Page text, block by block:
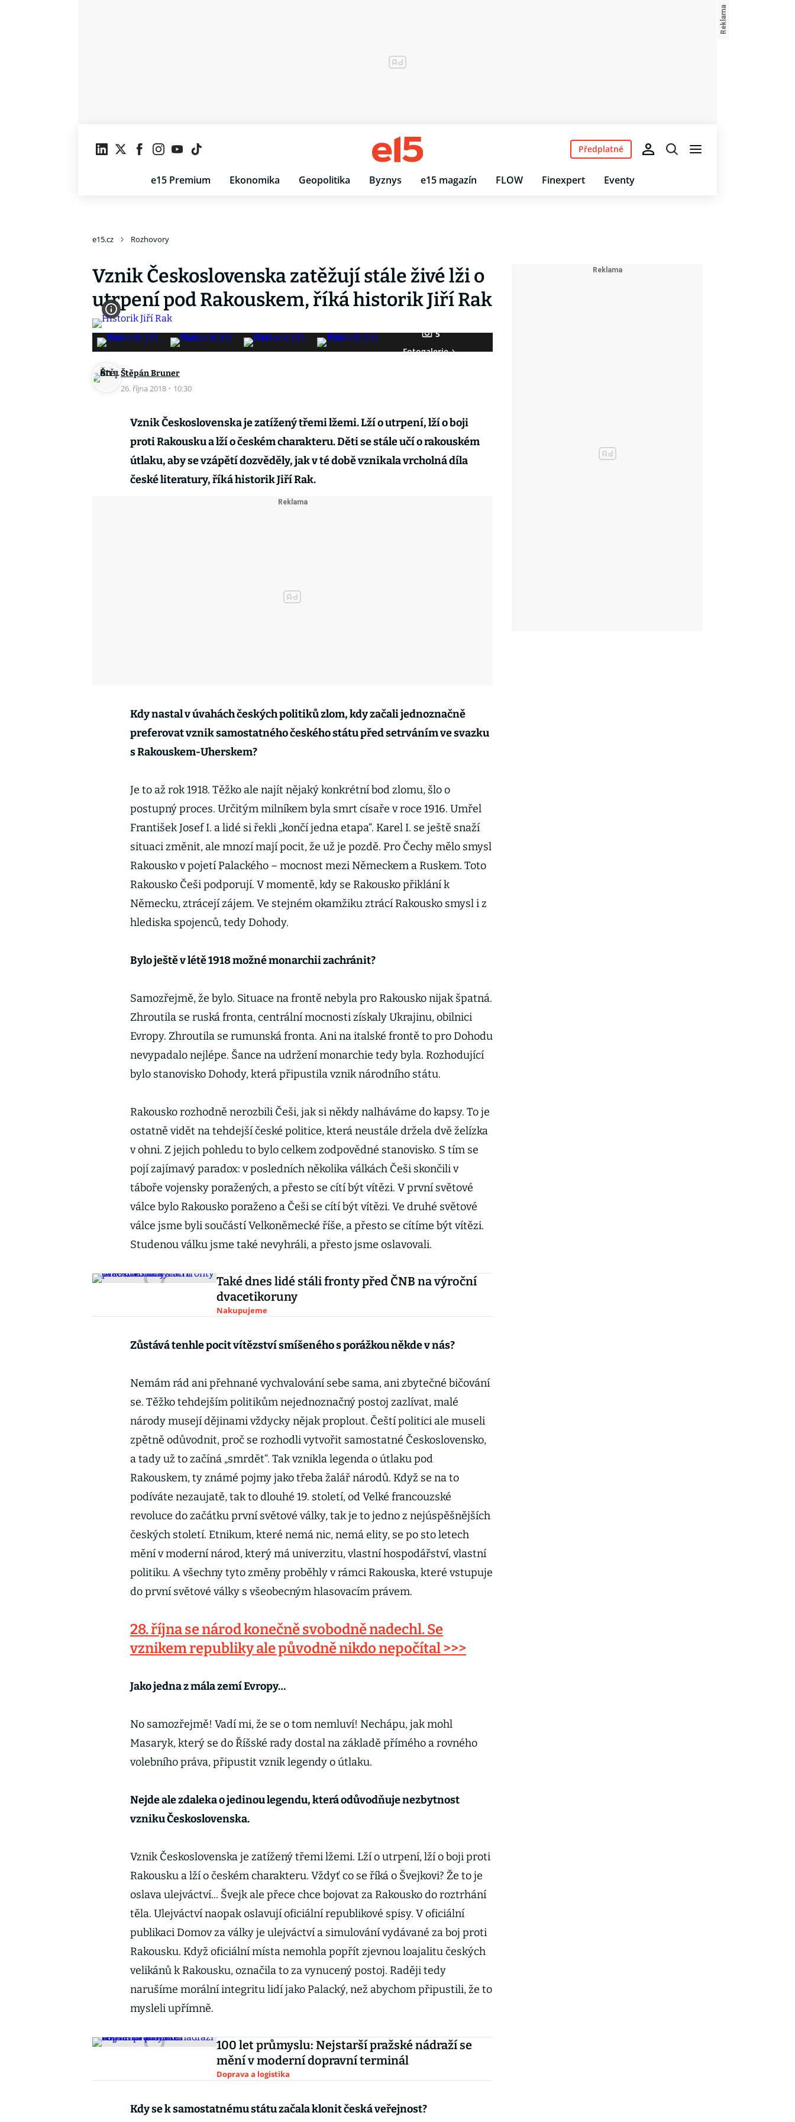
e15 Premium Ekonomika Geopolitika Byznys e15 magazín FLOW Finexpert Eventy
Předplatné
e15.cz Rozhovory
Vznik Československa zatěžují stále živé lži o
utrpení pod Rakouskem, říká historik Jiří Rak
5
Fotogalerie
Štěpán Bruner
26. října 2018 · 10:30
Vznik Československa je zatížený třemi lžemi. Lží o utrpení, lží o boji
proti Rakousku a lží o českém charakteru. Děti se stále učí o rakouském
útlaku, aby se vzápětí dozvěděly, jak v té době vznikala vrcholná díla
české literatury, říká historik Jiří Rak.
Kdy nastal v úvahách českých politiků zlom, kdy začali jednoznačně
preferovat vznik samostatného českého státu před setrváním ve svazku
s Rakouskem-Uherskem?
Je to až rok 1918. Těžko ale najít nějaký konkrétní bod zlomu, šlo o
postupný proces. Určitým milníkem byla smrt císaře v roce 1916. Umřel
František Josef I. a lidé si řekli „končí jedna etapa“. Karel I. se ještě snaží
situaci změnit, ale mnozí mají pocit, že už je pozdě. Pro Čechy mělo smysl
Rakousko v pojetí Palackého – mocnost mezi Německem a Ruskem. Toto
Rakousko Češi podporují. V momentě, kdy se Rakousko přiklání k
Německu, ztrácejí zájem. Ve stejném okamžiku ztrácí Rakousko smysl i z
hlediska spojenců, tedy Dohody.
Bylo ještě v létě 1918 možné monarchii zachránit?
Samozřejmě, že bylo. Situace na frontě nebyla pro Rakousko nijak špatná.
Zhroutila se ruská fronta, centrální mocnosti získaly Ukrajinu, obilnici
Evropy. Zhroutila se rumunská fronta. Ani na italské frontě to pro Dohodu
nevypadalo nejlépe. Šance na udržení monarchie tedy byla. Rozhodující
bylo stanovisko Dohody, která připustila vznik národního státu.
Rakousko rozhodně nerozbili Češi, jak si někdy nalháváme do kapsy. To je
ostatně vidět na tehdejší české politice, která neustále držela dvě želízka
v ohni. Z jejich pohledu to bylo celkem zodpovědné stanovisko. S tím se
pojí zajímavý paradox: v posledních několika válkách Češi skončili v
táboře vojensky poražených, a přesto se cítí být vítězi. V první světové
válce bylo Rakousko poraženo a Češi se cítí být vítězi. Ve druhé světové
válce jsme byli součástí Velkoněmecké říše, a přesto se cítíme být vítězi.
Studenou válku jsme také nevyhráli, a přesto jsme oslavovali.
Také dnes lidé stáli fronty před ČNB na výroční
dvacetikoruny
Nakupujeme
Zůstává tenhle pocit vítězství smíšeného s porážkou někde v nás?
Nemám rád ani přehnané vychvalování sebe sama, ani zbytečné bičování
se. Těžko tehdejším politikům nejednoznačný postoj zazlívat, malé
národy musejí dějinami vždycky nějak proplout. Čeští politici ale museli
zpětně odůvodnit, proč se rozhodli vytvořit samostatné Československo,
a tady už to začíná „smrdět“. Tak vznikla legenda o útlaku pod
Rakouskem, ty známé pojmy jako třeba žalář národů. Když se na to
podíváte nezaujatě, tak to dlouhé 19. století, od Velké francouzské
revoluce do začátku první světové války, tak je to jedno z nejúspěšnějších
českých století. Etnikum, které nemá nic, nemá elity, se po sto letech
mění v moderní národ, který má univerzitu, vlastní hospodářství, vlastní
politiku. A všechny tyto změny proběhly v rámci Rakouska, které vstupuje
do první světové války s všeobecným hlasovacím právem.
28. října se národ konečně svobodně nadechl. Se
vznikem republiky ale původně nikdo nepočítal >>>
Jako jedna z mála zemí Evropy…
No samozřejmě! Vadí mi, že se o tom nemluví! Nechápu, jak mohl
Masaryk, který se do Říšské rady dostal na základě přímého a rovného
volebního práva, připustit vznik legendy o útlaku.
Nejde ale zdaleka o jedinou legendu, která odůvodňuje nezbytnost
vzniku Československa.
Vznik Československa je zatížený třemi lžemi. Lží o utrpení, lží o boji proti
Rakousku a lží o českém charakteru. Vždyť co se říká o Švejkovi? Že to je
oslava ulejváctví... Švejk ale přece chce bojovat za Rakousko do roztrhání
těla. Ulejváctví naopak oslavují oficiální republikové spisy. V oficiální
publikaci Domov za války je ulejváctví a simulování vydávané za boj proti
Rakousku. Když oficiální místa nemohla popřít zjevnou loajalitu českých
velikánů k Rakousku, označila to za vynucený postoj. Raději tedy
narušíme morální integritu lidí jako Palacký, než abychom připustili, že to
mysleli upřímně.
100 let průmyslu: Nejstarší pražské nádraží se
mění v moderní dopravní terminál
Doprava a logistika
Kdy se k samostatnému státu začala klonit česká veřejnost?